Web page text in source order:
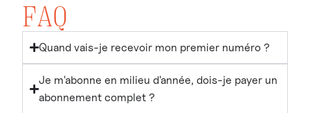
FAQ
Quand vais-je recevoir mon premier numéro ?
Je m'abonne en milieu d'année, dois-je payer un
abonnement complet ?